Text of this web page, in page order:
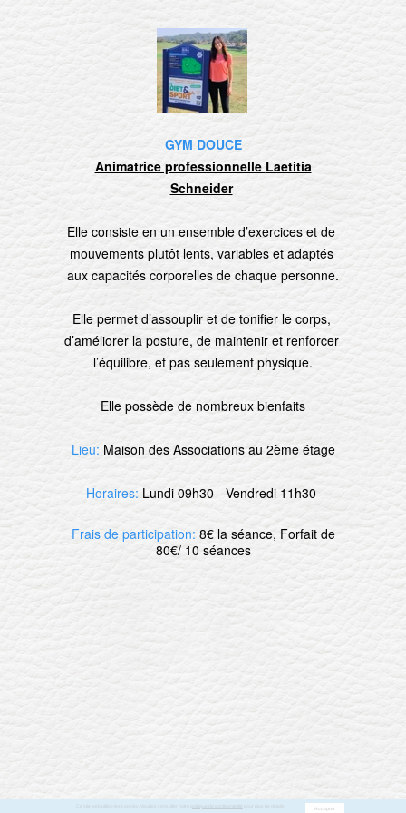
GYM DOUCE
Animatrice professionnelle Laetitia
Schneider
Elle consiste en un ensemble d’exercices et de
mouvements plutôt lents, variables et adaptés
aux capacités corporelles de chaque personne.
Elle permet d’assouplir et de tonifier le corps,
d’améliorer la posture, de maintenir et renforcer
l’équilibre, et pas seulement physique.
Elle possède de nombreux bienfaits
Lieu: Maison des Associations au 2ème étage
Horaires: Lundi 09h30 - Vendredi 11h30
Frais de participation: 8€ la séance, Forfait de
80€/ 10 séances
Accepter